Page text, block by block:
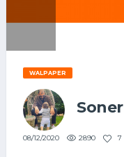
WALPAPER
Soner
08/12/2020 2890 7